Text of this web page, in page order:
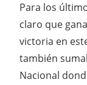
Para los
claro que
victoria en
también
Nacional